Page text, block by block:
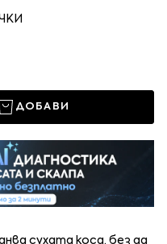
ДОБАВИ
сухата коса, без да